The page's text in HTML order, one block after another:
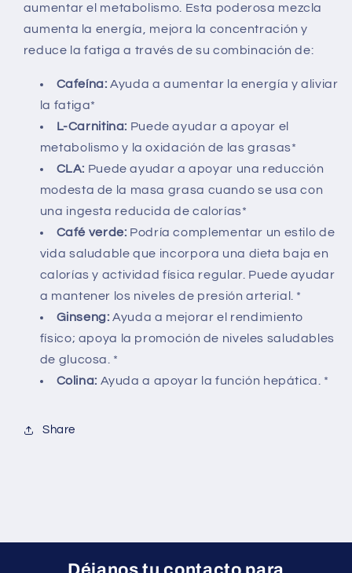
aumentar el metabolismo. Esta poderosa mezcla
aumenta la energía, mejora la concentración y
reduce la fatiga a través de su combinación de:
Cafeína:Ayuda a aumentar la energía y aliviar
la fatiga*
L-Carnitina: Puede ayudar a apoyar el
metabolismo y la oxidación de las grasas*
CLA: Puede ayudar a apoyar una reducción
modesta de la masa grasa cuando se usa con
una ingesta reducida de calorías*
Café verde: Podría complementar un estilo de
vida saludable que incorpora una dieta baja en
calorías y actividad física regular. Puede ayudar
a mantener los niveles de presión arterial. *
Ginseng:Ayuda a mejorar el rendimiento
físico; apoya la promoción de niveles saludables
de glucosa. *
Colina: Ayuda a apoyar la función hepática. *
Share